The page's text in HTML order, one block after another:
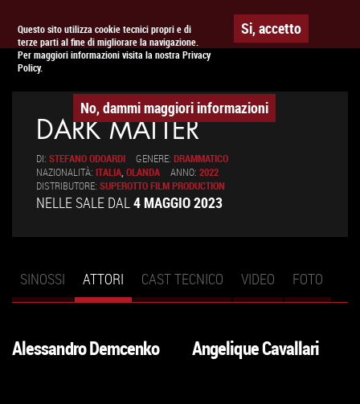
Questo sito utilizza cookie tecnici propri e di
terze parti al fine di migliorare la navigazione.
Per maggiori informazioni visita la nostra Privacy
Policy.
Si, accetto
No, dammi maggiori informazioni
APPUNTAMENTO AL CINEMA
DARK MATTER
DI: STEFANO ODOARDI GENERE: DRAMMATICO
NAZIONALITÀ: ITALIA,OLANDA ANNO: 2022
DISTRIBUTORE: SUPEROTTO FILM PRODUCTION
NELLE SALE DAL4 MAGGIO 2023
Schede primarie
SINOSSI ATTORI (SCHEDA
ATTIVA)
CAST TECNICO VIDEO FOTO
VAI
Alessandro Demcenko
VAI
Angelique Cavallari